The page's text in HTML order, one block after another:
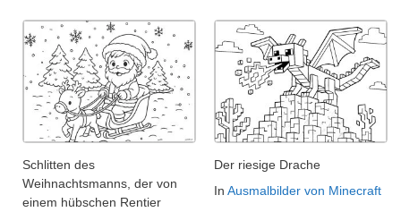
Schlitten des
Weihnachtsmanns, der von
einem hübschen Rentier
Der riesige Drache
In Ausmalbilder von Minecraft